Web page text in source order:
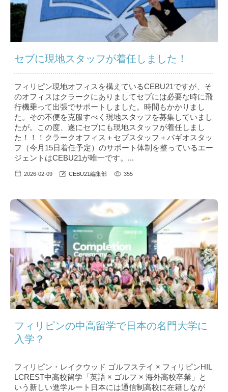
セブに現地スタッフが着任しました！
フィリピン現地オフィスを構えているCEBU21ですが、そ
のオフィスはクラークにありましてセブには必要な時に飛
行機乗って出張でサポートしました。時間もかかりまし
た。その不便を克服すべく現地スタッフを募集していまし
たが。この度、遂にセブにも現地スタッフが着任しまし
た！！！クラークオフィス＋セブスタッフ＋バギオスタッ
フ（今月15日着任予定）のサポート体制を整っているエー
ジェントはCEBU21が唯一です。...
2026-02-09 CEBU21編集部 355
フィリピンの中高留学で日本の名門大学に
入学？
フィリピン・レイクウッド ゴルフステイ × フィリピンHIL
LCREST中高校留学「英語 × ゴルフ × 海外高校卒業」と
いう新しい進学ルート日本には通信制高校に在籍しなが